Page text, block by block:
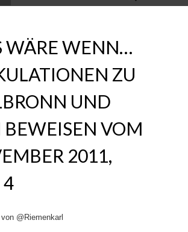
nach:
WÄRE WENN…
ZU
UND
BEWEISEN VOM
2011,
4
@Riemenkarl